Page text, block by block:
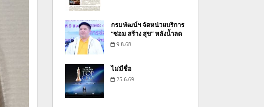
กรมพัฒน์ฯ จัดหน่วยบริการ
“ซ่อม สร้าง สุข” หลังน้ำลด
9.8.68
ไม่มีชื่อ
25.6.69